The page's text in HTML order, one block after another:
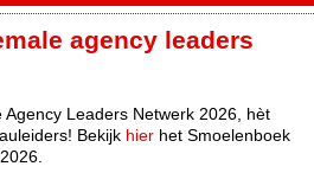
agency leaders
Leaders Netwerk 2026, hèt
Bekijk hier het Smoelenboek